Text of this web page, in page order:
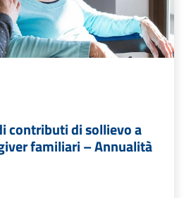
contributi di sollievo a
familiari – Annualità